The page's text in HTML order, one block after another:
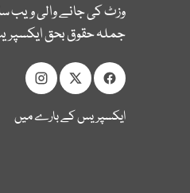
وزٹ کی جانے والی ویب
جملہ حقوق بحق
ایکسپریس کے بارے میں